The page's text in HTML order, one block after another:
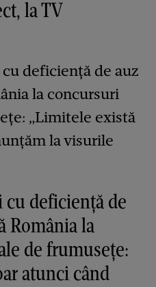
la TV
cu deficiență de
România la
de frumusețe:
atunci când